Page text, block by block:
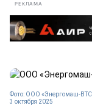
РЕКЛАМА
3 октября 2025
Фото: ООО «Энергомаш-